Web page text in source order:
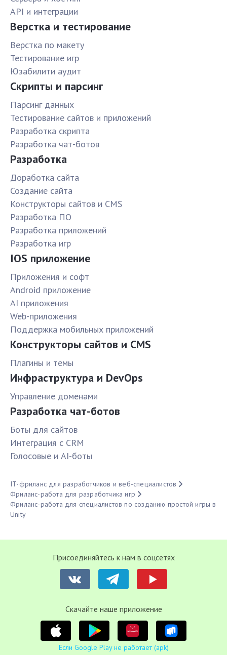
API и интеграции
Верстка и тестирование
Верстка по макету
Тестирование игр
Юзабилити аудит
Скрипты и парсинг
Парсинг данных
Тестирование сайтов и приложений
Разработка скрипта
Разработка чат-ботов
Разработка
Доработка сайта
Создание сайта
Конструкторы сайтов и CMS
Разработка ПО
Разработка приложений
Разработка игр
IOS приложение
Приложения и софт
Android приложение
AI приложения
Web-приложения
Поддержка мобильных приложений
Конструкторы сайтов и CMS
Плагины и темы
Инфраструктура и DevOps
Управление доменами
Разработка чат-ботов
Боты для сайтов
Интеграция с CRM
Голосовые и AI-боты
IT-фриланс для разработчиков и веб-специалистов
Фриланс-работа для разработчика игр
Фриланс-работа для специалистов по созданию простой игры в
Unity
Присоединяйтесь к нам в соцсетях
Cкачайте наше приложение
Если Google Play не работает (apk)